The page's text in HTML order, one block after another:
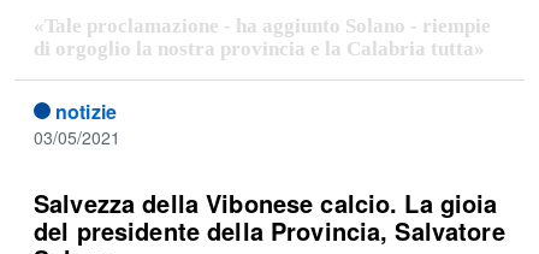
«Tale proclamazione - ha aggiunto Solano - riempie
di orgoglio la nostra provincia e la Calabria tutta»
notizie
03/05/2021
Salvezza della Vibonese calcio. La gioia
del presidente della Provincia, Salvatore